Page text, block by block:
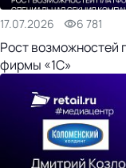
17.07.2026 6 781
Рост возможностей
фирмы «1С»